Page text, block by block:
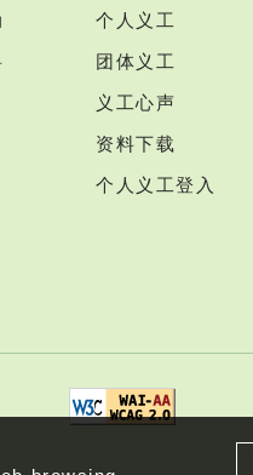
个人义工
团体义工
义工心声
资料下载
个人义工登入